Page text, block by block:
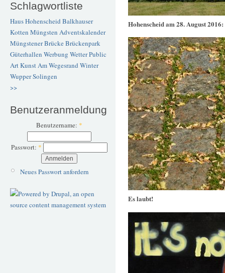
Schlagwortliste
Haus Hohenscheid Balkhauser
Kotten Müngsten Adventskalender
Müngstener BrückeBrückenpark
Güterhallen Werbung WetterPublic
ArtKunstAm Wegesrand Winter
WupperSolingen
>>
Benutzeranmeldung
Benutzername: *
Passwort: *
Neues Passwort anfordern
Hohenscheid am 28. August 2016:
Es laubt!